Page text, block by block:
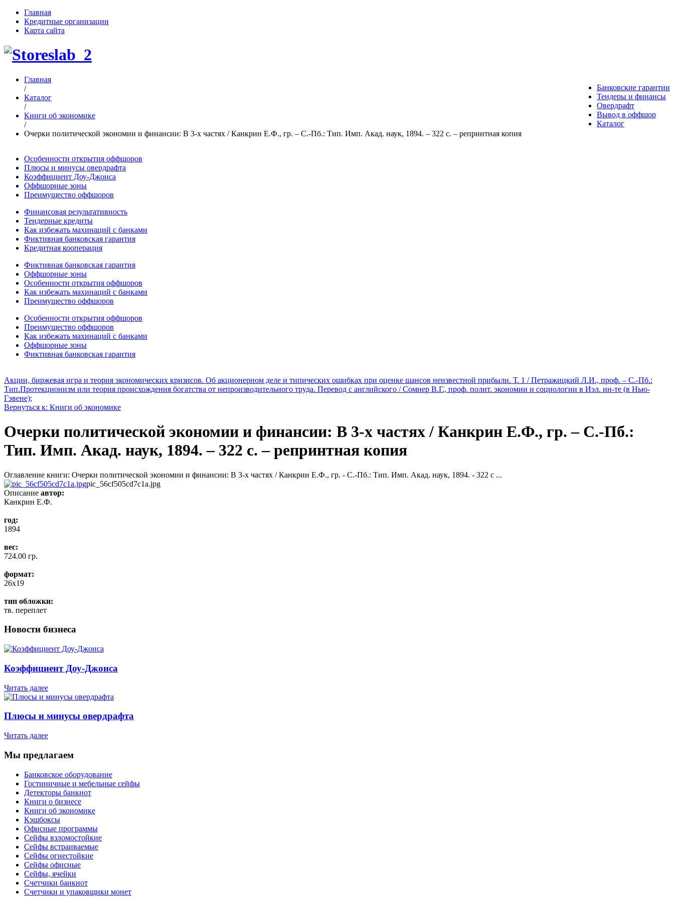
Главная
Кредитные организации
Карта сайта
Банковские гарантии
Тендеры и финансы
Овердрафт
Вывод в оффшор
Каталог
Главная
/
Каталог
/
Книги об экономике
/
Очерки политической экономии и финансии: В 3-х частях / Канкрин Е.Ф., гр. – С.-Пб.: Тип. Имп. Акад. наук, 1894. – 322 с. – репринтная копия
Особенности открытия оффшоров
Плюсы и минусы овердрафта
Коэффициент Доу-Джонса
Оффшорные зоны
Преимущество оффшоров
Финансовая результативность
Тендерные кредиты
Как избежать махинаций с банками
Фиктивная банковская гарантия
Кредитная кооперация
Фиктивная банковская гарантия
Оффшорные зоны
Особенности открытия оффшоров
Как избежать махинаций с банками
Преимущество оффшоров
Особенности открытия оффшоров
Преимущество оффшоров
Как избежать махинаций с банками
Оффшорные зоны
Фиктивная банковская гарантия
Акции, биржевая игра и теория экономических кризисов. Об акционерном деле и типических ошибках при оценке шансов неизвестной прибыли. Т. 1 / Петражицкий Л.И., проф. – С.-Пб.:
Тип.Протекционизм или теория происхождения богатства от непроизводительного труда. Перевод с английского / Сомнер В.Г., проф. полит. экономии и социологии в Иэл. ин-те (в Нью-
Гэвене);
Вернуться к: Книги об экономике
Очерки политической экономии и финансии: В 3-х частях / Канкрин Е.Ф., гр. – С.-Пб.:
Тип. Имп. Акад. наук, 1894. – 322 с. – репринтная копия
Оглавление книги: Очерки политической экономии и финансии: В 3-х частях / Канкрин Е.Ф., гр. - С.-Пб.: Тип. Имп. Акад. наук, 1894. - 322 с ...
pic_56cf505cd7c1a.jpg
Описание автор:
Канкрин Е.Ф.
год:
1894
вес:
724.00 гр.
формат:
26x19
тип обложки:
тв. переплет
Новости бизнеса
Коэффициент Доу-Джонса
Читать далее
Плюсы и минусы овердрафта
Читать далее
Мы предлагаем
Банковское оборудование
Гостиничные и мебельные сейфы
Детекторы банкнот
Книги о бизнесе
Книги об экономике
Кэшбоксы
Офисные программы
Сейфы взломостойкие
Сейфы встраиваемые
Сейфы огнестойкие
Сейфы офисные
Сейфы, ячейки
Счетчики банкнот
Счетчики и упаковщики монет